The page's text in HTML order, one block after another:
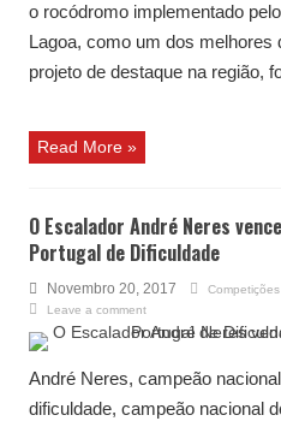
o rocódromo implementado
Lagoa, como um dos melhores
projeto de destaque na região,
Read More »
O Escalador André Neres
Portugal de Dificuldade
Novembro 20, 2017
Competições
Leave a comment
André Neres, campeão
dificuldade, campeão nacional